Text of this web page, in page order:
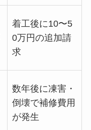
着工後に10〜5
0万円の追加請
求
数年後に凍害・
倒壊で補修費用
が発生